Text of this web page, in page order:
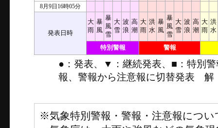
8月9日16時05分
発表日時
大
雨
暴
風
暴
風
雪
大
雪
波
浪
高
潮
大
雨
洪
水
暴
風
暴
風
雪
大
雪
波
浪
高
潮
大
雨
洪
水
特別警報 警報
●：発表、▼：継続発表、■：特別
報、警報から注意報に切替発表 解
※気象特別警報・警報・注意報につい